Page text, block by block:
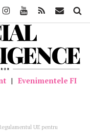
| Evenimentele FI
UE pentru
InstagramYoutube Feed Mail